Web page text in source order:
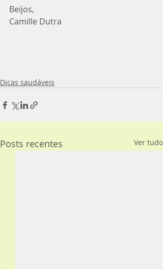
Beijos,
Camille Dutra
Dicas saudáveis
Posts recentes Ver tudo